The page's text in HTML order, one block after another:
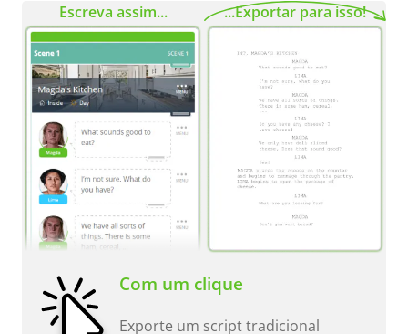
Com um clique
Exporte um script tradicional
Escreva assim... ...Exportar para isso!